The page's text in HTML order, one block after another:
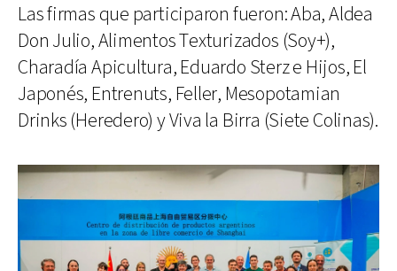
Las firmas que participaron fueron: Aba, Aldea
Don Julio, Alimentos Texturizados (Soy+),
Charadía Apicultura, Eduardo Sterz e Hijos, El
Japonés, Entrenuts, Feller, Mesopotamian
Drinks (Heredero) y Viva la Birra (Siete Colinas).